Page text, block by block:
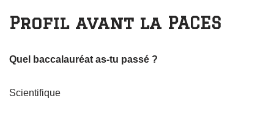
Profil avant la PACES
Quel baccalauréat as-tu passé ?
Scientifique